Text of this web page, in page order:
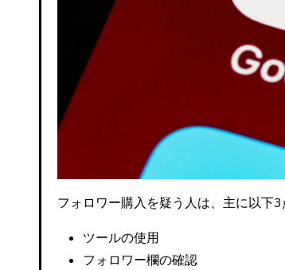
フォロワー購入を疑う人は、主に以下3
ツールの使用
フォロワー欄の確認